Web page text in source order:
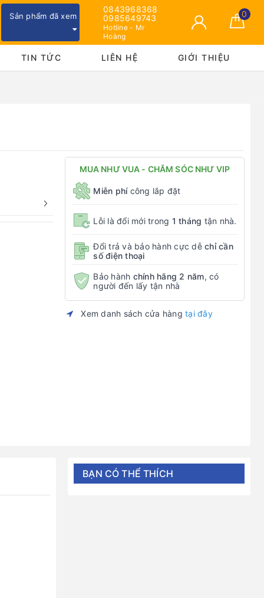
Sản phẩm đã xem
0843968368
0985649743
Hotline - Mr
Hoàng
0
TIN TỨC LIÊN HỆ GIỚI THIỆU
MUA NHƯ VUA - CHĂM SÓC NHƯ VIP
Miễn phícông lắp đặt
Lỗi là đổi mới trong 1 tháng tận nhà.
Đổi trả và bảo hành cực dễ chỉ cần
số điện thoại
Bảo hành chính hãng 2 năm, có
người đến lấy tận nhà
Xem danh sách cửa hàng tại đây
BẠN CÓ THỂ THÍCH